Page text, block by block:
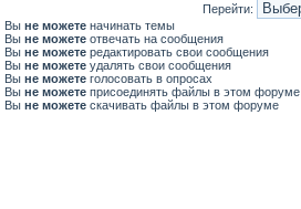
Перейти:
Вы не можете начинать темы
Вы не можете отвечать на сообщения
Вы не можете редактировать свои сообщения
Вы не можете удалять свои сообщения
Вы не можете голосовать в опросах
Вы не можете присоединять файлы в этом форуме
Вы не можете скачивать файлы в этом форуме